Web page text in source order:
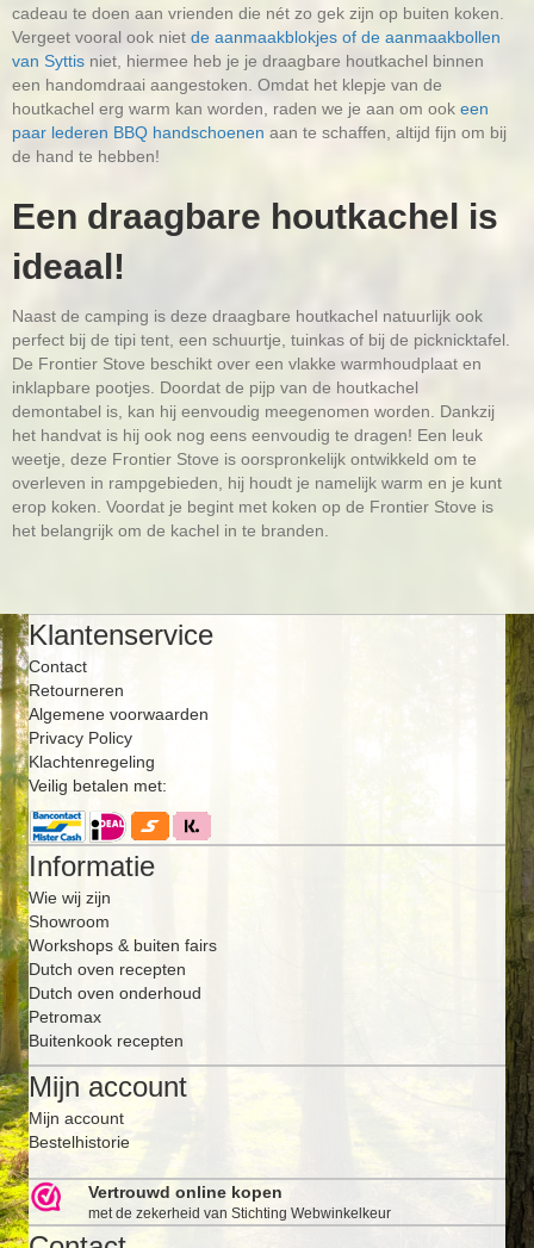
cadeau te doen aan vrienden die nét zo gek zijn op buiten koken.
Vergeet vooral ook niet de aanmaakblokjes of de aanmaakbollen
van Syttis niet, hiermee heb je je draagbare houtkachel binnen
een handomdraai aangestoken. Omdat het klepje van de
houtkachel erg warm kan worden, raden we je aan om ook een
paar lederen BBQ handschoenen aan te schaffen, altijd fijn om bij
de hand te hebben!
Een draagbare houtkachel is
ideaal!
Naast de camping is deze draagbare houtkachel natuurlijk ook
perfect bij de tipi tent, een schuurtje, tuinkas of bij de picknicktafel.
De Frontier Stove beschikt over een vlakke warmhoudplaat en
inklapbare pootjes. Doordat de pijp van de houtkachel
demontabel is, kan hij eenvoudig meegenomen worden. Dankzij
het handvat is hij ook nog eens eenvoudig te dragen! Een leuk
weetje, deze Frontier Stove is oorspronkelijk ontwikkeld om te
overleven in rampgebieden, hij houdt je namelijk warm en je kunt
erop koken. Voordat je begint met koken op de Frontier Stove is
het belangrijk om de kachel in te branden.
Klantenservice
Contact
Retourneren
Algemene voorwaarden
Privacy Policy
Klachtenregeling
Veilig betalen met:
Informatie
Wie wij zijn
Showroom
Workshops & buiten fairs
Dutch oven recepten
Dutch oven onderhoud
Petromax
Buitenkook recepten
Mijn account
Mijn account
Bestelhistorie
Vertrouwd online kopen
met de zekerheid van Stichting Webwinkelkeur